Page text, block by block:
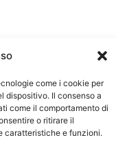
come i cookie per
dispositivo. Il consenso a
come il comportamento di
o ritirare il
caratteristiche e funzioni.